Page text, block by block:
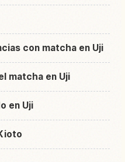
con matcha en Uji
matcha en Uji
en Uji